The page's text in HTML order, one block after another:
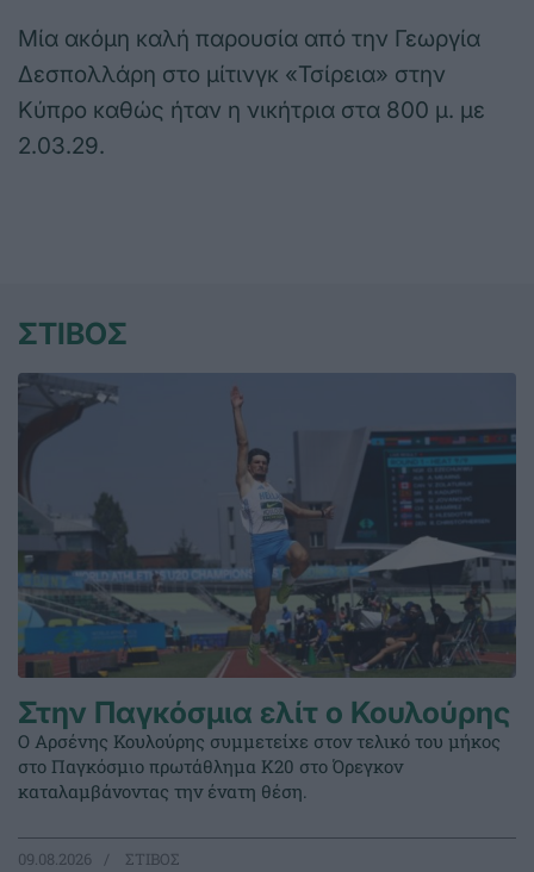
Μία ακόμη καλή παρουσία από την Γεωργία
Δεσπολλάρη στο μίτινγκ «Τσίρεια» στην
Κύπρο καθώς ήταν η νικήτρια στα 800 μ. με
2.03.29.
ΣΤΙΒΟΣ
Στην Παγκόσμια ελίτ ο Κουλούρης
Ο Αρσένης Κουλούρης συμμετείχε στον τελικό του μήκος
στο Παγκόσμιο πρωτάθλημα Κ20 στο Όρεγκον
καταλαμβάνοντας την ένατη θέση.
09.08.2026 ΣΤΙΒΟΣ